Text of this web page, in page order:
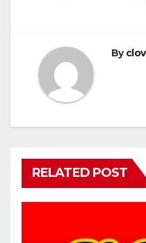
ビ
ゲ
ー
シ
ョ
ン
By
RELATED POST